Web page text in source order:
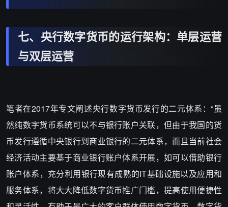
七、央行数字货币的运行架构：单层运营
与双层运营
笔者在2017年专文阐述央行数字货币发行的二元体系：“虽
然纯数字货币系统可以不与银行账户关联，但由于我国的货
币发行遵循中央银行到商业银行的二元体系，而且当前社会
经济活动主要基于商业银行账户体系开展，如可以借助银行
账户体系，充分利用银行现有成熟的IT基础设施以及应用和
服务体系，将大大降低数字货币推广门槛，提高使用便捷性